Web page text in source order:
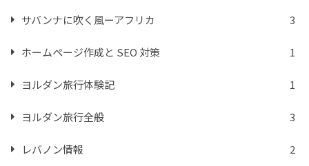
サバンナに吹く風ーアフリカ 3
ホームページ作成と SEO 対策 1
ヨルダン旅行体験記 1
ヨルダン旅行全般 3
レバノン情報 2